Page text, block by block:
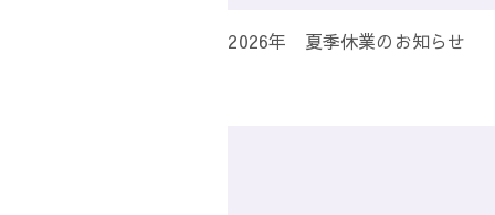
2026年 夏季休業のお知らせ